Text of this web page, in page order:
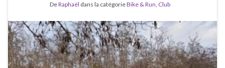
DeRaphaël dans la catégorieBike & Run, Club